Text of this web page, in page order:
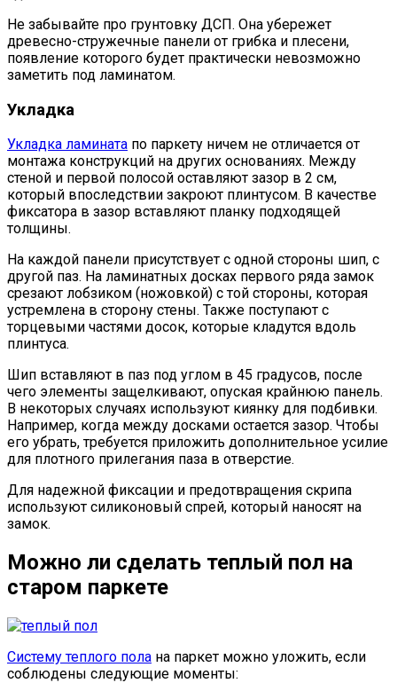
Не забывайте про грунтовку ДСП. Она убережет
древесно-стружечные панели от грибка и плесени,
появление которого будет практически невозможно
заметить под ламинатом.
Укладка
Укладка ламината по паркету ничем не отличается от
монтажа конструкций на других основаниях. Между
стеной и первой полосой оставляют зазор в 2 см,
который впоследствии закроют плинтусом. В качестве
фиксатора в зазор вставляют планку подходящей
толщины.
На каждой панели присутствует с одной стороны шип, с
другой паз. На ламинатных досках первого ряда замок
срезают лобзиком (ножовкой) с той стороны, которая
устремлена в сторону стены. Также поступают с
торцевыми частями досок, которые кладутся вдоль
плинтуса.
Шип вставляют в паз под углом в 45 градусов, после
чего элементы защелкивают, опуская крайнюю панель.
В некоторых случаях используют киянку для подбивки.
Например, когда между досками остается зазор. Чтобы
его убрать, требуется приложить дополнительное усилие
для плотного прилегания паза в отверстие.
Для надежной фиксации и предотвращения скрипа
используют силиконовый спрей, который наносят на
замок.
Можно ли сделать теплый пол на
старом паркете
Систему теплого пола на паркет можно уложить, если
соблюдены следующие моменты: